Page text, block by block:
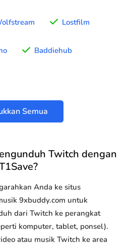
Lostfilm
Baddiehub
Semua
Twitch dengan
Anda ke situs
9xbuddy.com untuk
dari Twitch ke perangkat
komputer, tablet, ponsel).
atau musik Twitch ke area